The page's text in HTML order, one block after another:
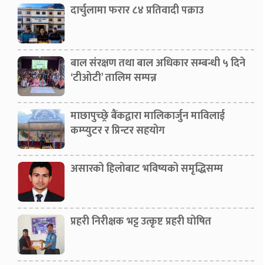
दार्चुलामा फरार ८४ प्रतिवादी पक्राउ
बाल संरक्षण तथा बाल अधिकार सम्बन्धी ५ दिने
‘टीओटी’ तालिम सम्पन्न
माछापुच्छ्रे बैंकद्वारा मालिकार्जुन माविलाई
कम्प्युटर र प्रिन्टर सहयोग
असारको हिलोबाट भविष्यको समृद्धिसम्म
प्रहरी निरीक्षक भट्ट उत्कृष्ट प्रहरी घोषित